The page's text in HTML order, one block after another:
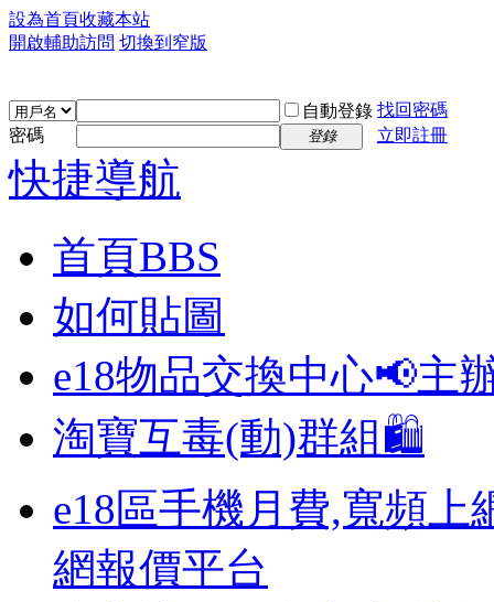
設為首頁收藏本站
開啟輔助訪問 切換到窄版
自動登錄 找回密碼
密碼
登錄 立即註冊
快捷導航
首頁BBS
如何貼圖
e18物品交換中心📢主
淘寶互毒(動)群組🛍️
e18區手機月費,寬頻上
網報價平台